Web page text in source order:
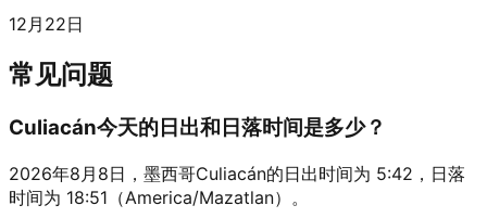
12月22日
常见问题
Culiacán今天的日出和日落时间是多少？
2026年8月8日，墨西哥Culiacán的日出时间为 5:42，日落
时间为 18:51（America/Mazatlan）。